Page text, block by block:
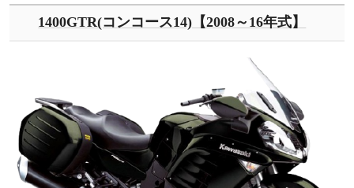
1400GTR(コンコース14)【2008～16年式】